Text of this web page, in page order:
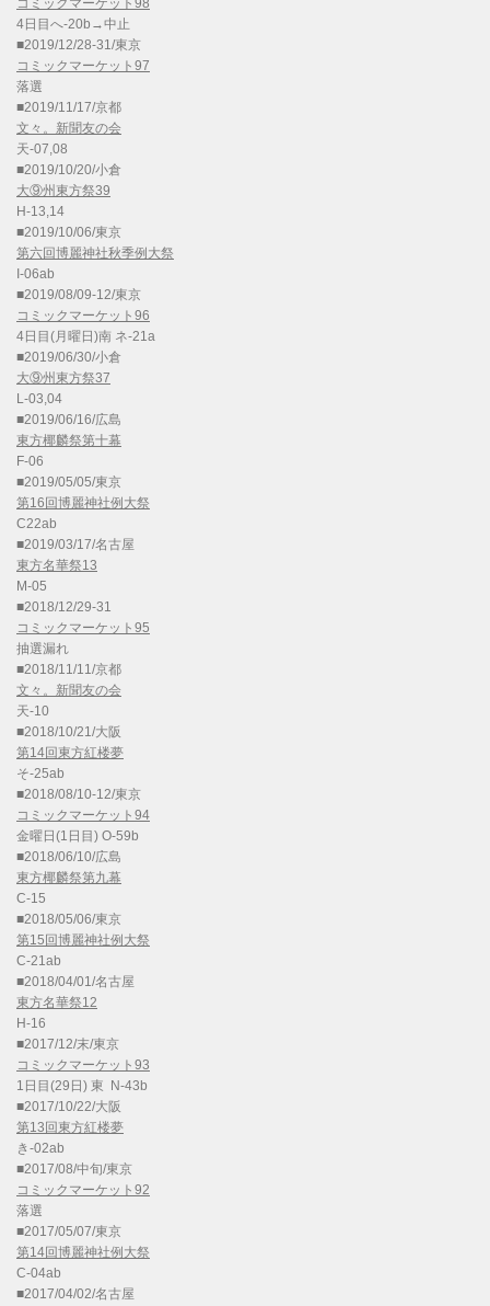
コミックマーケット98
4日目へ-20b→中止
■2019/12/28-31/東京
コミックマーケット97
落選
■2019/11/17/京都
文々。新聞友の会
天-07,08
■2019/10/20/小倉
大⑨州東方祭39
H-13,14
■2019/10/06/東京
第六回博麗神社秋季例大祭
I-06ab
■2019/08/09-12/東京
コミックマーケット96
4日目(月曜日)南 ネ-21a
■2019/06/30/小倉
大⑨州東方祭37
L-03,04
■2019/06/16/広島
東方椰麟祭第十幕
F-06
■2019/05/05/東京
第16回博麗神社例大祭
C22ab
■2019/03/17/名古屋
東方名華祭13
M-05
■2018/12/29-31
コミックマーケット95
抽選漏れ
■2018/11/11/京都
文々。新聞友の会
天-10
■2018/10/21/大阪
第14回東方紅楼夢
そ-25ab
■2018/08/10-12/東京
コミックマーケット94
金曜日(1日目) O-59b
■2018/06/10/広島
東方椰麟祭第九幕
C-15
■2018/05/06/東京
第15回博麗神社例大祭
C-21ab
■2018/04/01/名古屋
東方名華祭12
H-16
■2017/12/末/東京
コミックマーケット93
1日目(29日) 東 N-43b
■2017/10/22/大阪
第13回東方紅楼夢
き-02ab
■2017/08/中旬/東京
コミックマーケット92
落選
■2017/05/07/東京
第14回博麗神社例大祭
C-04ab
■2017/04/02/名古屋